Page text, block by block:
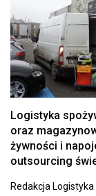
Logistyka
oraz
żywności i
outsourcing
Redakcja Logistyka